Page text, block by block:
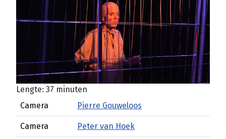
Lengte: 37 minuten
Camera
Pierre Gouweloos
Camera Peter van Hoek